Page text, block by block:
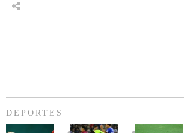
DEPORTES